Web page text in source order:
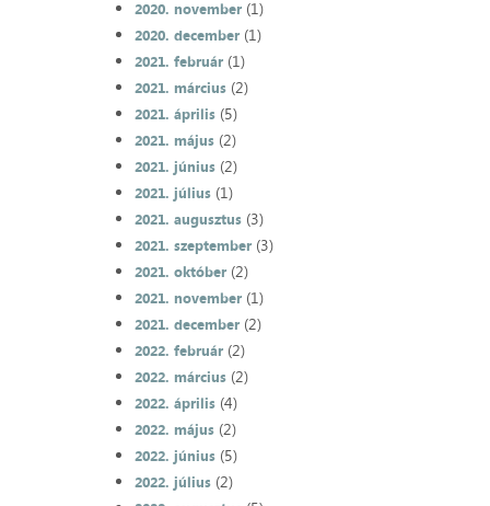
2020. november(1)
2020. december(1)
2021. február(1)
2021. március(2)
2021. április(5)
2021. május(2)
2021. június(2)
2021. július(1)
2021. augusztus(3)
2021. szeptember(3)
2021. október(2)
2021. november(1)
2021. december(2)
2022. február(2)
2022. március(2)
2022. április(4)
2022. május(2)
2022. június(5)
2022. július(2)